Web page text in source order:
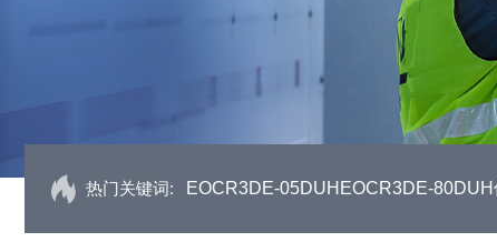
热门关键词: EOCR3DE-05DUHEOCR3DE-80DUH